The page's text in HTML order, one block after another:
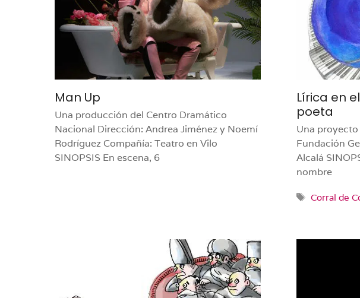
Man Up
Una producción del Centro Dramático
Nacional Dirección: Andrea Jiménez y Noemí
Rodríguez Compañía: Teatro en Vilo
SINOPSIS En escena, 6
Lírica en
poeta
Una
Fundación
Alcalá
nombre
Etiquetas
Corral de